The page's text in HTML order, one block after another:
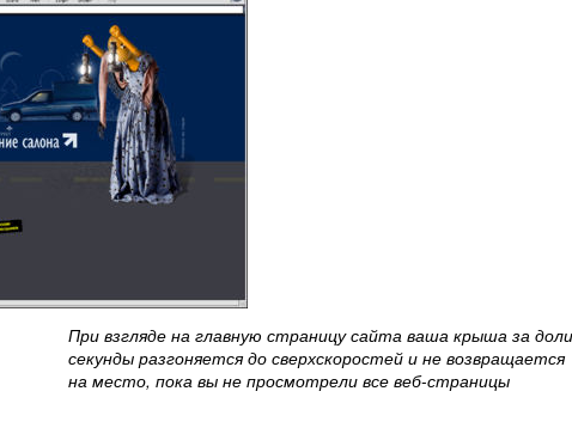
При взгляде на главную страницу сайта ваша крыша за доли
секунды разгоняется до сверхскоростей и не возвращается
на место, пока вы не просмотрели все веб-страницы